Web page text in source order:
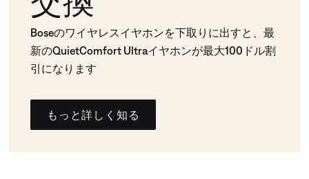
Boseのワイヤレスイヤホンを下取りに出すと、最
新のQuietComfort Ultraイヤホンが最大100ドル割
引になります
もっと詳しく知る